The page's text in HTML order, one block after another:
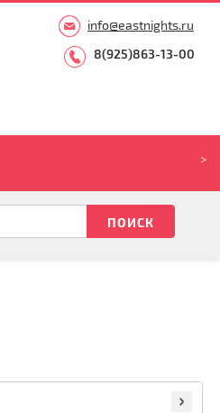
info@eastnights.ru
8(925)863-13-00